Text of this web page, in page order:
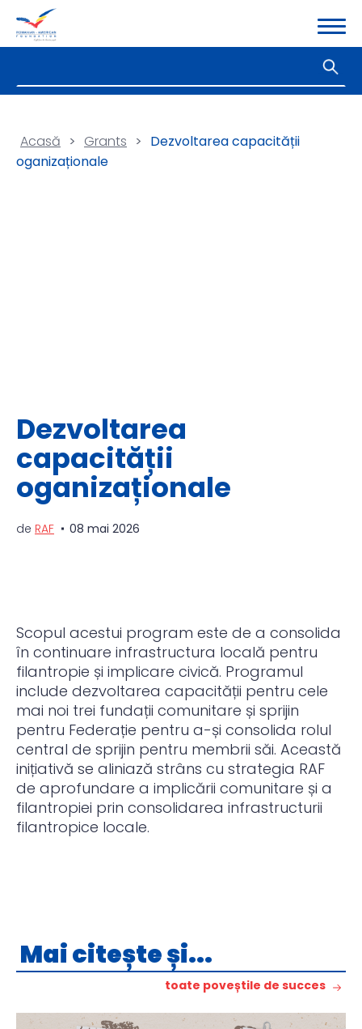
Acasă > Grants > Dezvoltarea capacității
oganizaționale
Dezvoltarea
capacității
oganizaționale
de RAF 08 mai 2026
Scopul acestui program este de a consolida
în continuare infrastructura locală pentru
filantropie și implicare civică. Programul
include dezvoltarea capacității pentru cele
mai noi trei fundații comunitare și sprijin
pentru Federație pentru a-și consolida rolul
central de sprijin pentru membrii săi. Această
inițiativă se aliniază strâns cu strategia RAF
de aprofundare a implicării comunitare și a
filantropiei prin consolidarea infrastructurii
filantropice locale.
Mai citește și...
toate poveștile de succes